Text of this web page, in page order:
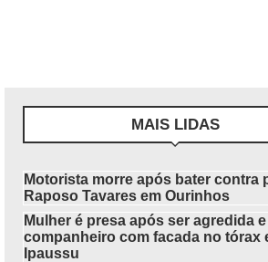
MAIS LIDAS
Motorista morre após bater contra
Raposo Tavares em Ourinhos
Mulher é presa após ser agredida
companheiro com facada no tórax
Ipaussu